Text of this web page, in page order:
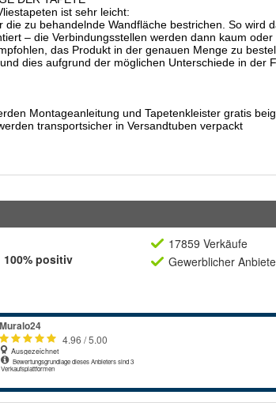
100% positiv
17859 Verkäufe
Gewerblicher